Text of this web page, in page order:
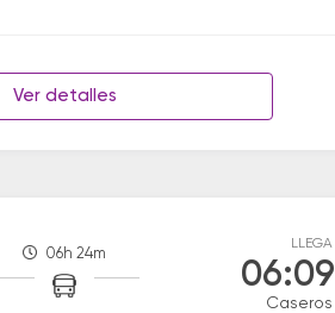
Ver detalles
06h 24m
LLEGA
06:09
Caseros